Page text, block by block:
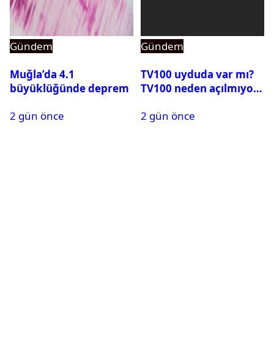
Gündem
Muğla’da 4.1
büyüklüğünde deprem
2 gün önce
Gündem
TV100 uyduda var mı?
TV100 neden açılmıyor?
2 gün önce